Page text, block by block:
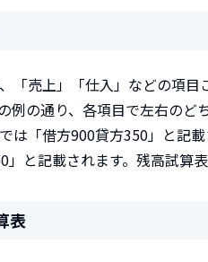
「売上」「仕入」などの項
例の通り、各項目で左右の
は「借方900貸方350」と記
」と記載されます。残高試算
表